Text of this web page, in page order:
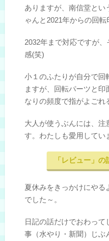
ありますが、南信堂とい
ゃんと2021年からの回転
2032年まで対応ですが
感(笑)
小１のふたりが自分で回
ますが、回転パーツと
なりの頻度で指がよごれ
大人が使うぶんには、
す。わたしも愛用してい
「レビュー」
夏休みをきっかけにやる
でした～。
日記の話だけでおわっ
事（水やり・新聞）じぶ